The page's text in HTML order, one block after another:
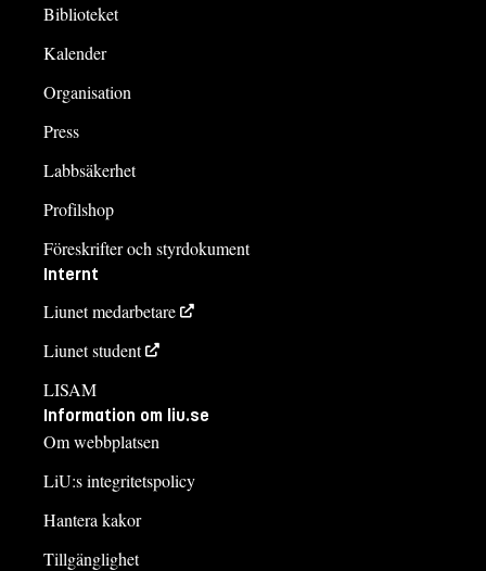
Biblioteket
Kalender
Organisation
Press
Labbsäkerhet
Profilshop
Föreskrifter och styrdokument
Internt
Liunet medarbetare
Liunet student
LISAM
Information om liu.se
Om webbplatsen
LiU:s integritetspolicy
Hantera kakor
Tillgänglighet